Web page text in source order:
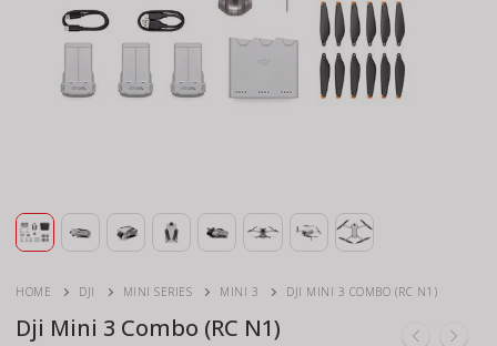
HOME DJI MINI SERIES MINI 3 DJI MINI 3 COMBO (RC N1)
Dji Mini 3 Combo (RC N1)